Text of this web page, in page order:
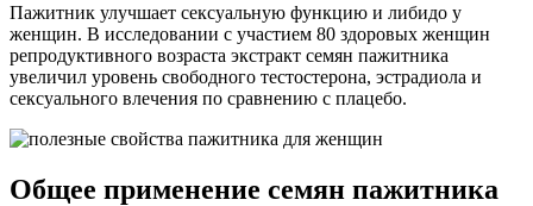
Пажитник улучшает сексуальную функцию и либидо у
женщин. В исследовании с участием 80 здоровых женщин
репродуктивного возраста экстракт семян пажитника
увеличил уровень свободного тестостерона, эстрадиола и
сексуального влечения по сравнению с плацебо.
Общее применение семян пажитника